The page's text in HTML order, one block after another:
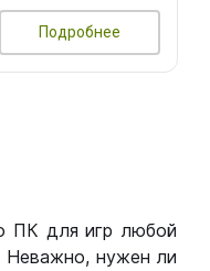
Подробнее
ПК для игр любой
Неважно, нужен ли